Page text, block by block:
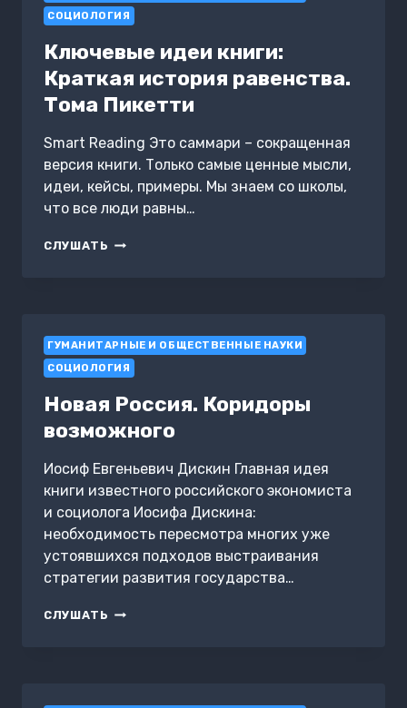
СОЦИОЛОГИЯ
Ключевые идеи книги:
Краткая история равенства.
Тома Пикетти
Smart Reading Это саммари – сокращенная
версия книги. Только самые ценные мысли,
идеи, кейсы, примеры. Мы знаем со школы,
что все люди равны…
СЛУШАТЬ КЛЮЧЕВЫЕ
ТОМА
ПИКЕТТИ
ГУМАНИТАРНЫЕ И ОБЩЕСТВЕННЫЕ НАУКИ
СОЦИОЛОГИЯ
Новая Россия. Коридоры
возможного
Иосиф Евгеньевич Дискин Главная идея
книги известного российского экономиста
и социолога Иосифа Дискина:
необходимость пересмотра многих уже
устоявшихся подходов выстраивания
стратегии развития государства…
СЛУШАТЬ НОВАЯ